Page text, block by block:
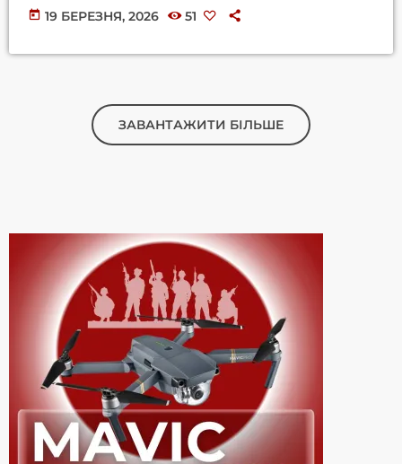
їхні життя. За умовами, усі охочі поспілкуватися з Чжао беруть
участь в аукціоні. Хто зробить найбільшу ставку, зможе одну
today 19 БЕРЕЗНЯ, 2026 51
ЗАВАНТАЖИТИ БІЛЬШЕ